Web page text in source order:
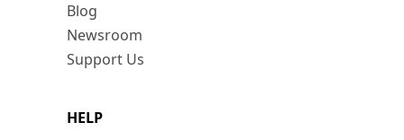
Blog
Newsroom
Support Us
HELP